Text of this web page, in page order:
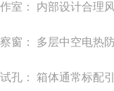
室： 内部设计合理
窗： 多层中空电热
孔： 箱体通常标配